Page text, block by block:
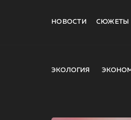
НОВОСТИ СЮЖЕТЫ
ЭКОЛОГИЯ